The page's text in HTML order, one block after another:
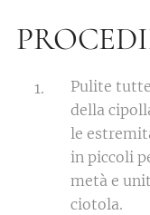
Pulite
della
le
in piccoli
metà e
ciotola.